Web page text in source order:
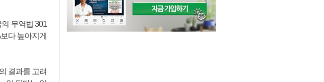
무역법 301
다 높아지게
결과를 고려